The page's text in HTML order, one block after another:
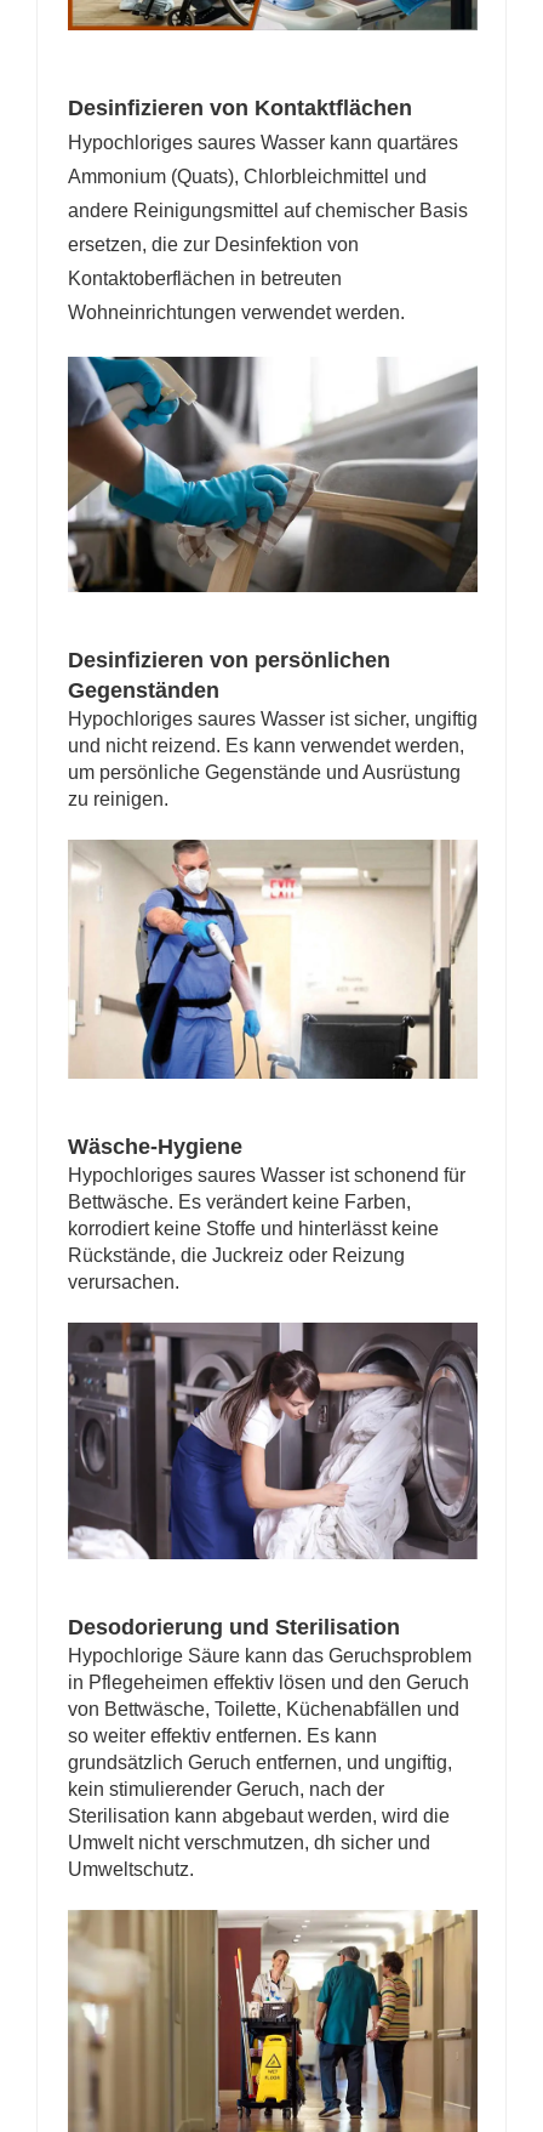
Desinfizieren von Kontaktflächen
Hypochloriges saures Wasser kann quartäres
Ammonium (Quats), Chlorbleichmittel und
andere Reinigungsmittel auf chemischer Basis
ersetzen, die zur Desinfektion von
Kontaktoberflächen in betreuten
Wohneinrichtungen verwendet werden.
Desinfizieren von persönlichen
Gegenständen
Hypochloriges saures Wasser ist sicher, ungiftig
und nicht reizend. Es kann verwendet werden,
um persönliche Gegenstände und Ausrüstung
zu reinigen.
Wäsche-Hygiene
Hypochloriges saures Wasser ist schonend für
Bettwäsche. Es verändert keine Farben,
korrodiert keine Stoffe und hinterlässt keine
Rückstände, die Juckreiz oder Reizung
verursachen.
Desodorierung und Sterilisation
Hypochlorige Säure kann das Geruchsproblem
in Pflegeheimen effektiv lösen und den Geruch
von Bettwäsche, Toilette, Küchenabfällen und
so weiter effektiv entfernen. Es kann
grundsätzlich Geruch entfernen, und ungiftig,
kein stimulierender Geruch, nach der
Sterilisation kann abgebaut werden, wird die
Umwelt nicht verschmutzen, dh sicher und
Umweltschutz.